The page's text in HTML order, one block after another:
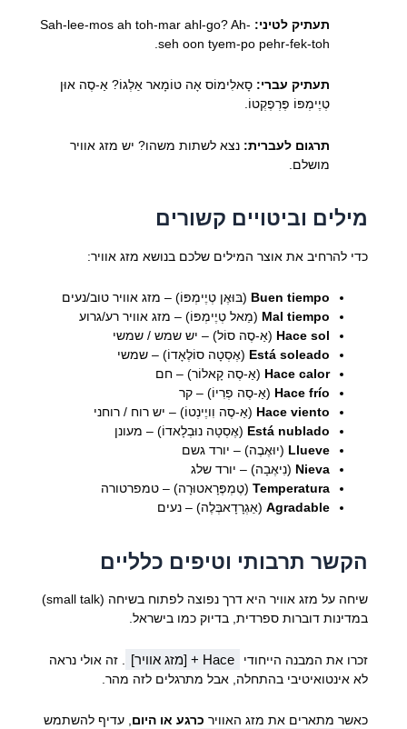
תעתיק לטיני: Sah-lee-mos ah toh-mar ahl-go? Ah-
seh oon tyem-po pehr-fek-toh.
תעתיק עברי: סָאלִימוֹס אָה טוֹמָאר אַלְגוֹ? אַ-סֶה אוּן
טְיֶימְפּוֹ פֶּרְפֶקְטוֹ.
תרגום לעברית: נצא לשתות משהו? יש מזג אוויר
מושלם.
מילים וביטויים קשורים
כדי להרחיב את אוצר המילים שלכם בנושא מזג אוויר:
Buen tiempo (בּוּאֶן טְיֶימְפּוֹ) – מזג אוויר טוב/נעים
Mal tiempo (מַאל טְיֶימְפּוֹ) – מזג אוויר רע/גרוע
Hace sol (אַ-סֶה סוֹל) – יש שמש / שמשי
Está soleado (אֶסְטָה סוֹלֶאָדוֹ) – שמשי
Hace calor (אַ-סֶה קָאלוֹר) – חם
Hace frío (אַ-סֶה פְרִיוֹ) – קר
Hace viento (אַ-סֶה וִויֶינְטוֹ) – יש רוח / רוחני
Está nublado (אֶסְטָה נוּבְלָאדוֹ) – מעונן
Llueve (יוּאֶבֶה) – יורד גשם
Nieva (נִיאֶבָה) – יורד שלג
Temperatura(טֶמְפֶּרָאטוּרָה) – טמפרטורה
Agradable(אַגְרָדָאבְּלֶה) – נעים
הקשר תרבותי וטיפים כלליים
שיחה על מזג אוויר היא דרך נפוצה לפתוח בשיחה (small talk)
במדינות דוברות ספרדית, בדיוק כמו בישראל.
זכרו את המבנה הייחודי Hace + [מזג אוויר]
. זה אולי נראה
לא אינטואיטיבי בהתחלה, אבל מתרגלים לזה מהר.
כאשר מתארים את מזג האוויר כרגע או היום, עדיף להשתמש